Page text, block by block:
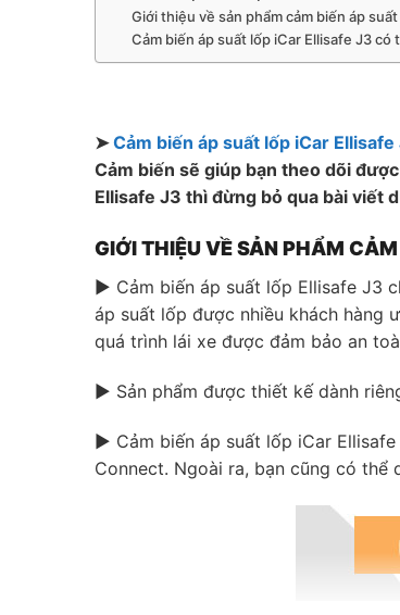
Giới thiệu về sản phẩm cảm biến áp
Cảm biến áp suất lốp iCar Ellisafe J3 có
➤Cảm biến áp suất lốp iCar Ellisafe
Cảm biến sẽ giúp bạn theo dõi
Ellisafe J3 thì đừng bỏ qua bài viết
GIỚI THIỆU VỀ SẢN PHẨM
▶ Cảm biến áp suất lốp Ellisafe J3
áp suất lốp được nhiều khách hàng
quá trình lái xe được đảm bảo an
▶ Sản phẩm được thiết kế dành
▶ Cảm biến áp suất lốp iCar
Connect. Ngoài ra, bạn cũng có thể